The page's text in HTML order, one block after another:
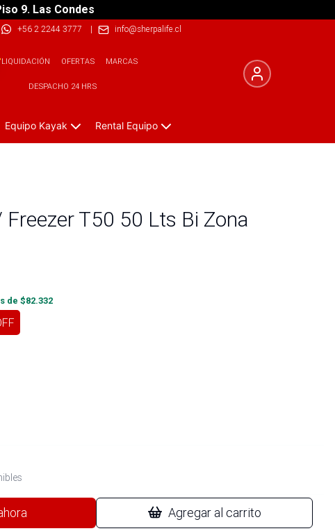
9. Las Condes
+56 2 2244 3777 | info@sherpalife.cl
LIQUIDACIÓN OFERTAS MARCAS
DESPACHO 24 HRS
Equipo Kayak Rental Equipo
T50 50 Lts Bi Zona
de $82.332
Agregar al carrito